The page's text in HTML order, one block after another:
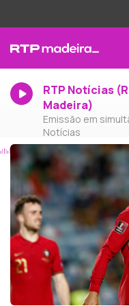
RTP Notícias
Madeira)
Emissão em
Notícias